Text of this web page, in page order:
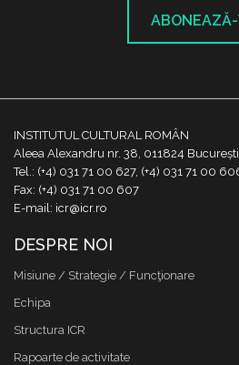
INSTITUTUL CULTURAL ROMÂN
Aleea Alexandru nr. 38, 011824
Tel.: (+4) 031 71 00 627, (+4) 031 71 00
Fax: (+4) 031 71 00 607
E-mail: icr@icr.ro
DESPRE NOI
Misiune / Strategie / Funcţionare
Echipa
Structura ICR
Rapoarte de activitate